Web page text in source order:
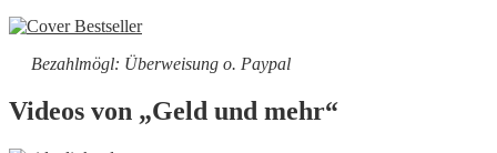
Bezahlmögl: Überweisung o. Paypal
Videos von „Geld und mehr“